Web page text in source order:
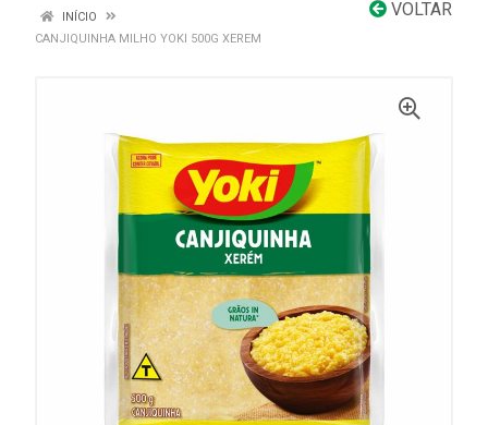
VOLTAR
INÍCIO
CANJIQUINHA MILHO YOKI 500G XEREM